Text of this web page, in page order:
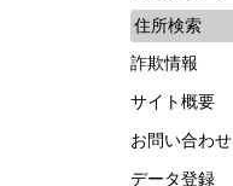
住所検索
詐欺情報
サイト概要
お問い合わせ
データ登録